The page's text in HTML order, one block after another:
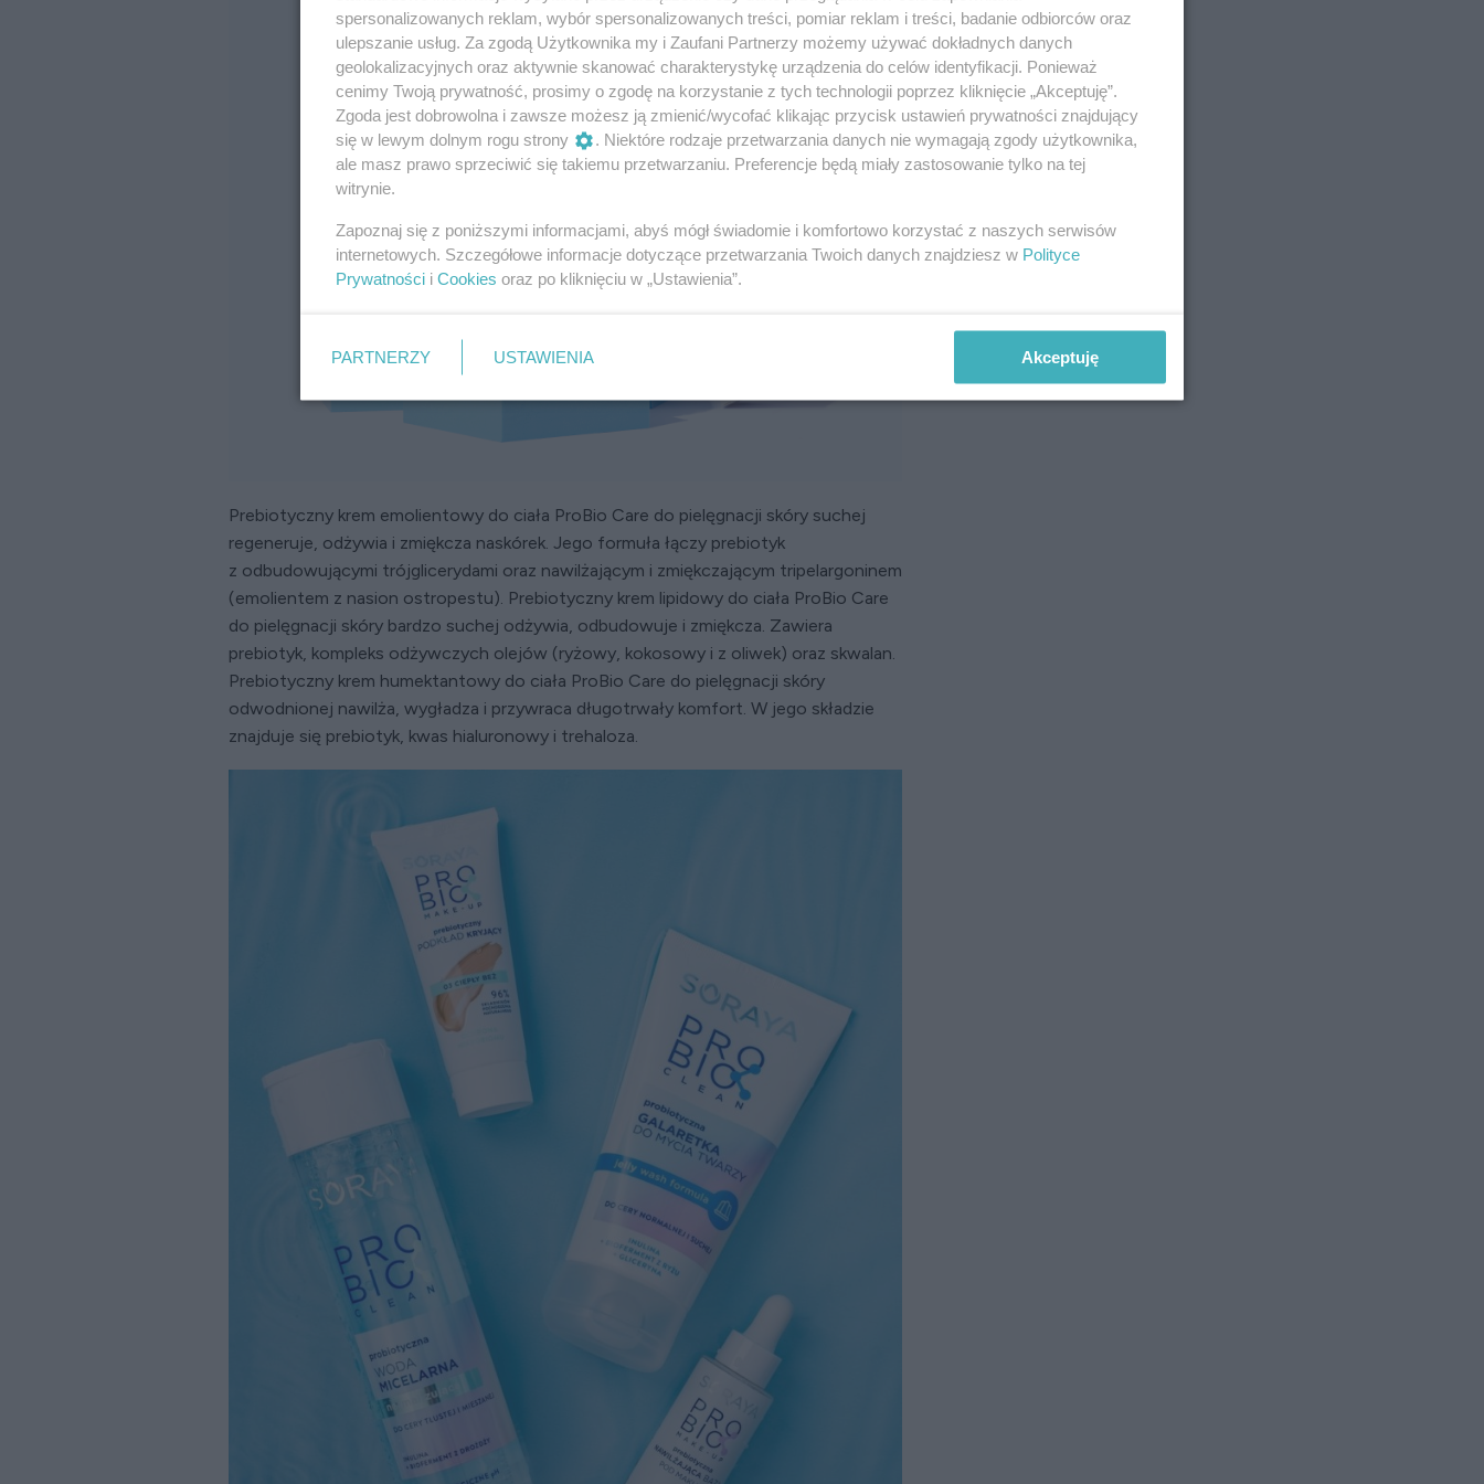
Prebiotyczny krem emolientowy do ciała ProBio Care do pielęgnacji skóry suchej
regeneruje, odżywia i zmiękcza naskórek. Jego formuła łączy prebiotyk
z odbudowującymi trójglicerydami oraz nawilżającym i zmiękczającym tripelargoninem
(emolientem z nasion ostropestu). Prebiotyczny krem lipidowy do ciała ProBio Care
do pielęgnacji skóry bardzo suchej odżywia, odbudowuje i zmiękcza. Zawiera
prebiotyk, kompleks odżywczych olejów (ryżowy, kokosowy i z oliwek) oraz skwalan.
Prebiotyczny krem humektantowy do ciała ProBio Care do pielęgnacji skóry
odwodnionej nawilża, wygładza i przywraca długotrwały komfort. W jego składzie
znajduje się prebiotyk, kwas hialuronowy i trehaloza.
spersonalizowanych reklam, wybór spersonalizowanych treści, pomiar reklam i treści, badanie odbiorców oraz
ulepszanie usług. Za zgodą Użytkownika my i Zaufani Partnerzy możemy używać dokładnych danych
geolokalizacyjnych oraz aktywnie skanować charakterystykę urządzenia do celów identyfikacji. Ponieważ
cenimy Twoją prywatność, prosimy o zgodę na korzystanie z tych technologii poprzez kliknięcie „Akceptuję”.
Zgoda jest dobrowolna i zawsze możesz ją zmienić/wycofać klikając przycisk ustawień prywatności znajdujący
się w lewym dolnym rogu strony
. Niektóre rodzaje przetwarzania danych nie wymagają zgody użytkownika,
ale masz prawo sprzeciwić się takiemu przetwarzaniu. Preferencje będą miały zastosowanie tylko na tej
witrynie.
Zapoznaj się z poniższymi informacjami, abyś mógł świadomie i komfortowo korzystać z naszych serwisów
internetowych. Szczegółowe informacje dotyczące przetwarzania Twoich danych znajdziesz w Polityce
Prywatności i Cookies oraz po kliknięciu w „Ustawienia”.
PARTNERZY USTAWIENIA Akceptuję